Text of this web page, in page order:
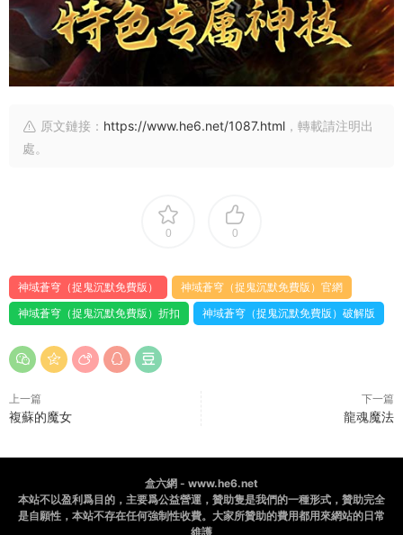
原文鏈接： https://www.he6.net/1087.html ，轉載請注明出
處。
0 0
神域蒼穹（捉鬼沉默免費版）
神域蒼穹（捉鬼沉默免費版）官網
神域蒼穹（捉鬼沉默免費版）折扣
神域蒼穹（捉鬼沉默免費版）破解版
上一篇
複蘇的魔女
下一篇
龍魂魔法
盒六網 - www.he6.net
本站不以盈利爲目的，主要爲公益營運，贊助隻是我們的一種形式，贊助完全
是自願性，本站不存在任何強制性收費。大家所贊助的費用都用來網站的日常
維護